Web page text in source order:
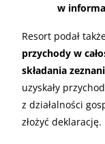
w
Resort podał
przychody w
składania
uzyskały
z działalności
złożyć deklarację.